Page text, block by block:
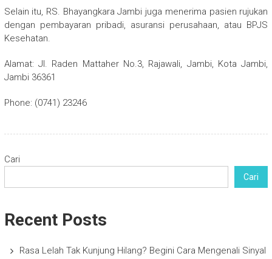
Selain itu, RS. Bhayangkara Jambi juga menerima pasien rujukan
dengan pembayaran pribadi, asuransi perusahaan, atau BPJS
Kesehatan.
Alamat: Jl. Raden Mattaher No.3, Rajawali, Jambi, Kota Jambi,
Jambi 36361
Phone: (0741) 23246
Cari
Cari
Recent Posts
Rasa Lelah Tak Kunjung Hilang? Begini Cara Mengenali Sinyal